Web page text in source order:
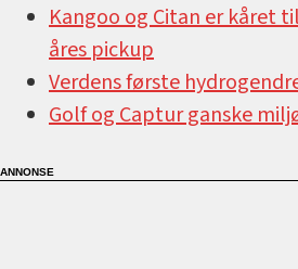
Kangoo og Citan er kåret
åres pickup
Verdens første
Golf og Captur ganske